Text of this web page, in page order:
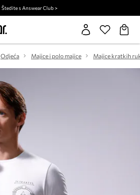
Štedite s Answear Club >
Odjeća Majice i polo majice Majice kratkih